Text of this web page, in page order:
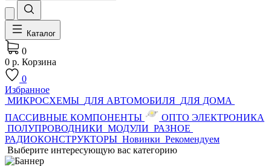
Каталог
0
0 р. Корзина
0
Избранное
МИКРОСХЕМЫ ДЛЯ АВТОМОБИЛЯ ДЛЯ ДОМА
ПАССИВНЫЕ КОМПОНЕНТЫ
ОПТО ЭЛЕКТРОНИКА
ПОЛУПРОВОДНИКИ МОДУЛИ РАЗНОЕ
РАДИОКОНСТРУКТОРЫ Новинки Рекомендуем
Выберите интересующую вас категорию